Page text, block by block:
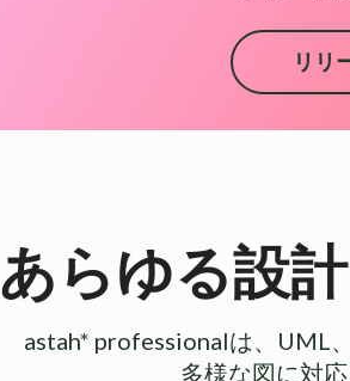
リリ
あらゆる設
astah* professionalは、UML
多様な図に対